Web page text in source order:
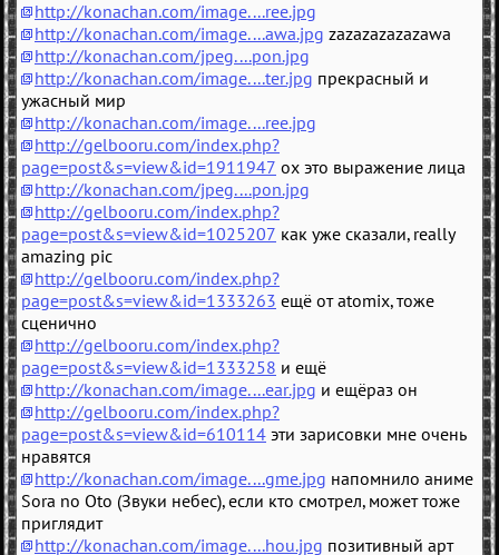
http://konachan.com/image....ree.jpg
http://konachan.com/image....awa.jpg zazazazazazawa
http://konachan.com/jpeg....pon.jpg
http://konachan.com/image....ter.jpg прекрасный и
ужасный мир
http://konachan.com/image....ree.jpg
http://gelbooru.com/index.php?
page=post&s=view&id=1911947 ох это выражение лица
http://konachan.com/jpeg....pon.jpg
http://gelbooru.com/index.php?
page=post&s=view&id=1025207 как уже сказали, really
amazing pic
http://gelbooru.com/index.php?
page=post&s=view&id=1333263 ещё от atomix, тоже
сценично
http://gelbooru.com/index.php?
page=post&s=view&id=1333258 и ещё
http://konachan.com/image....ear.jpg и ещёраз он
http://gelbooru.com/index.php?
page=post&s=view&id=610114 эти зарисовки мне очень
нравятся
http://konachan.com/image....gme.jpg напомнило аниме
Sora no Oto (Звуки небес), если кто смотрел, может тоже
приглядит
http://konachan.com/image....hou.jpg позитивный арт